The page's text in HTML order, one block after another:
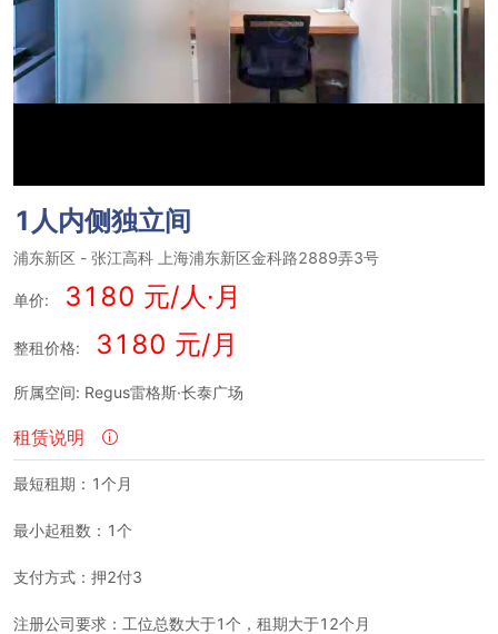
1人内侧独立间
浦东新区 - 张江高科上海浦东新区金科路2889弄3号
单价: 3180 元/人·月
整租价格: 3180 元/月
所属空间: Regus雷格斯·长泰广场
租赁说明
最短租期：1个月
最小起租数：1个
支付方式：押2付3
注册公司要求：工位总数大于1个，租期大于12个月